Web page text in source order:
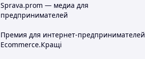
Sprava.prom — медиа для
предпринимателей
Премия для интернет-предпринимателей
Ecommerce.Кращі